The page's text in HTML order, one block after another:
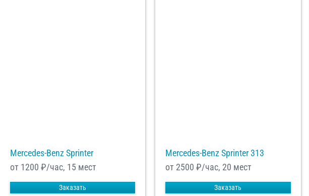
Mercedes-Benz Sprinter
от 1200 ₽/час, 15 мест
Заказать
Mercedes-Benz Sprinter 313
от 2500 ₽/час, 20 мест
Заказать